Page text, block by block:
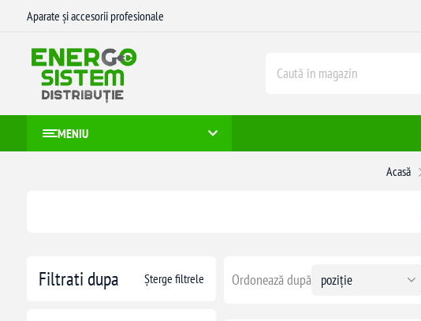
Aparate și accesorii profesionale
MENIU
Acasă
Filtrati dupa Șterge filtrele Ordonează după